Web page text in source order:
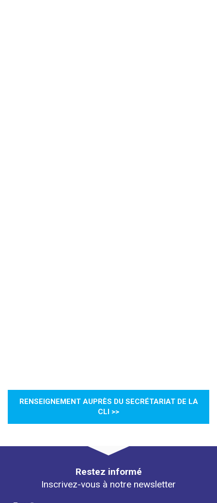
RENSEIGNEMENT AUPRÈS DU SECRÉTARIAT DE LA
CLI >>
Restez informé
Inscrivez-vous à notre newsletter